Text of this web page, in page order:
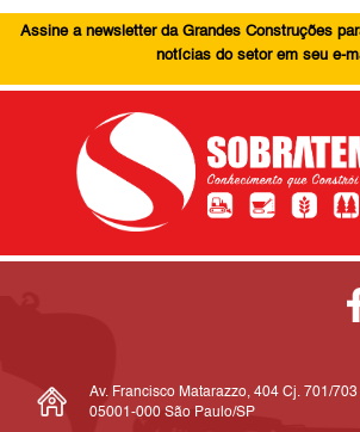
Assine a newsletter da Grandes Construções
notícias do setor em seu e-
Av. Francisco Matarazzo, 404 Cj. 701/
05001-000 São Paulo/SP